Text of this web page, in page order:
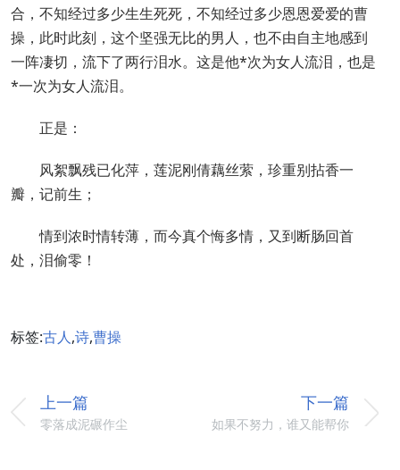
合，不知经过多少生生死死，不知经过多少恩恩爱爱的曹
操，此时此刻，这个坚强无比的男人，也不由自主地感到
一阵凄切，流下了两行泪水。这是他*次为女人流泪，也是
*一次为女人流泪。
正是：
风絮飘残已化萍，莲泥刚倩藕丝萦，珍重别拈香一
瓣，记前生；
情到浓时情转薄，而今真个悔多情，又到断肠回首
处，泪偷零！
标签:古人,诗,曹操
上一篇
零落成泥碾作尘
下一篇
如果不努力，谁又能帮你